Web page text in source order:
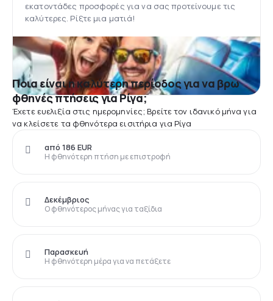
εκατοντάδες προσφορές για να σας προτείνουμε τις
καλύτερες. Ρίξτε μια ματιά!
Ποια είναι η καλύτερη περίοδος για να βρω
φθηνές πτήσεις για Ρίγα;
Έχετε ευελιξία στις ημερομηνίες; Βρείτε τον ιδανικό μήνα για
να κλείσετε τα φθηνότερα εισιτήρια για Ρίγα
Η φθηνότερη πτήση με επιστροφή
από 186 EUR
Ο φθηνότερος μήνας για ταξίδια
Δεκέμβριος
Η φθηνότερη μέρα για να πετάξετε
Παρασκευή